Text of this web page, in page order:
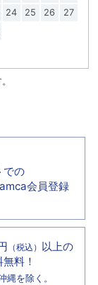
24 25 26
27
での
会員登録
（税込） 以上の
料！
縄を除く。